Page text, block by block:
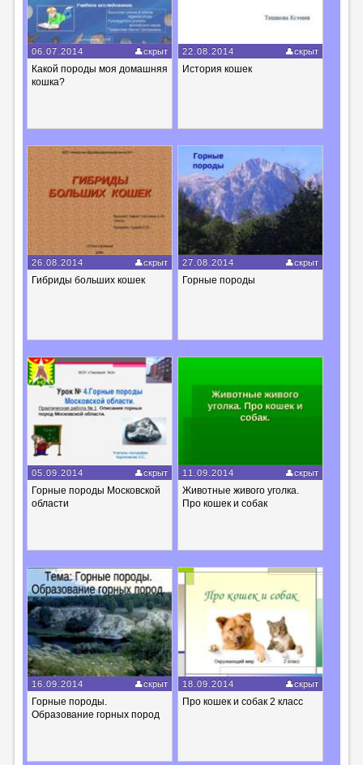
06.07.2014 скрыт
Какой породы моя домашняя
кошка?
22.08.2014 скрыт
История кошек
26.08.2014 скрыт
Гибриды больших кошек
27.08.2014 скрыт
Горные породы
05.09.2014 скрыт
Горные породы Московской
области
11.09.2014 скрыт
Животные живого уголка.
Про кошек и собак
16.09.2014 скрыт
Горные породы.
Образование горных пород
18.09.2014 скрыт
Про кошек и собак 2 класс